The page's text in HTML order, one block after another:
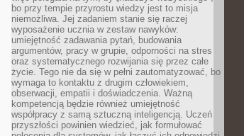
bo przy tempie przyrostu wiedzy jest to misja
niemożliwa. Jej zadaniem stanie się raczej
wyposażenie ucznia w zestaw nawyków:
umiejętność zadawania pytań, budowania
argumentów, pracy w grupie, odporności na stres
oraz systematycznego rozwijania się przez całe
życie. Tego nie da się w pełni zautomatyzować, bo
wymaga to kontaktu z drugim człowiekiem,
obserwacji, empatii i doświadczenia. Ważną
kompetencją będzie również umiejętność
współpracy z samą sztuczną inteligencją. Uczeń
przyszłości powinien wiedzieć, jak formułować